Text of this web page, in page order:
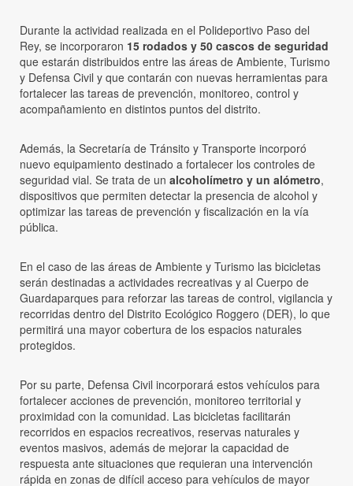
Durante la actividad realizada en el Polideportivo Paso del
Rey, se incorporaron 15 rodados y 50 cascos de seguridad
que estarán distribuidos entre las áreas de Ambiente, Turismo
y Defensa Civil y que contarán con nuevas herramientas para
fortalecer las tareas de prevención, monitoreo, control y
acompañamiento en distintos puntos del distrito.
Además, la Secretaría de Tránsito y Transporte incorporó
nuevo equipamiento destinado a fortalecer los controles de
seguridad vial. Se trata de un alcoholímetro y un alómetro,
dispositivos que permiten detectar la presencia de alcohol y
optimizar las tareas de prevención y fiscalización en la vía
pública.
En el caso de las áreas de Ambiente y Turismo las bicicletas
serán destinadas a actividades recreativas y al Cuerpo de
Guardaparques para reforzar las tareas de control, vigilancia y
recorridas dentro del Distrito Ecológico Roggero (DER), lo que
permitirá una mayor cobertura de los espacios naturales
protegidos.
Por su parte, Defensa Civil incorporará estos vehículos para
fortalecer acciones de prevención, monitoreo territorial y
proximidad con la comunidad. Las bicicletas facilitarán
recorridos en espacios recreativos, reservas naturales y
eventos masivos, además de mejorar la capacidad de
respuesta ante situaciones que requieran una intervención
rápida en zonas de difícil acceso para vehículos de mayor